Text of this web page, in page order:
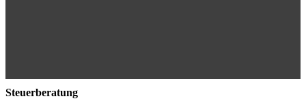
Steuerberatung